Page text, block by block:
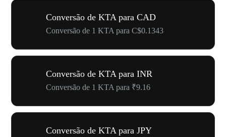
Conversão de KTA para CAD
Conversão de 1 KTA para C$0.1343
Conversão de KTA para INR
Conversão de 1 KTA para ₹9.16
Conversão de KTA para JPY